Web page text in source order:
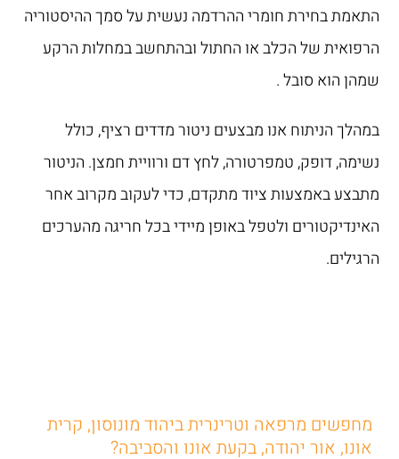
התאמת בחירת חומרי ההרדמה נעשית על סמך ההיסטוריה
הרפואית של הכלב או החתול ובהתחשב במחלות הרקע
שמהן הוא סובל .
במהלך הניתוח אנו מבצעים ניטור מדדים רציף, כולל
נשימה, דופק, טמפרטורה, לחץ דם ורוויית חמצן. הניטור
מתבצע באמצעות ציוד מתקדם, כדי לעקוב מקרוב אחר
האינדיקטורים ולטפל באופן מיידי בכל חריגה מהערכים
הרגילים.
מחפשים מרפאה וטרינרית ביהוד מונוסון, קרית
אונו, אור יהודה, בקעת אונו והסביבה?